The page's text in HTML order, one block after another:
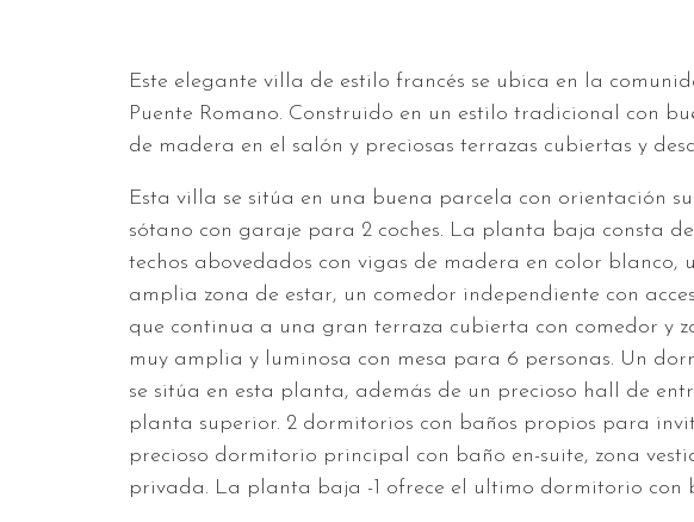
Este elegante villa de estilo francés se ubica en la
Puente Romano. Construido en un estilo tradicional con
de madera en el salón y preciosas terrazas cubiertas y
Esta villa se sitúa en una buena parcela con orientación
sótano con garaje para 2 coches. La planta baja consta
techos abovedados con vigas de madera en color blanco,
amplia zona de estar, un comedor independiente con
que continua a una gran terraza cubierta con comedor y
muy amplia y luminosa con mesa para 6 personas. Un
se sitúa en esta planta, además de un precioso hall de
planta superior. 2 dormitorios con baños propios para
precioso dormitorio principal con baño en-suite, zona
privada. La planta baja -1 ofrece el ultimo dormitorio con